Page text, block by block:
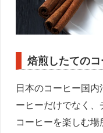
焙煎したての
日本のコーヒー国
ーヒーだけでなく、
コーヒーを楽しむ